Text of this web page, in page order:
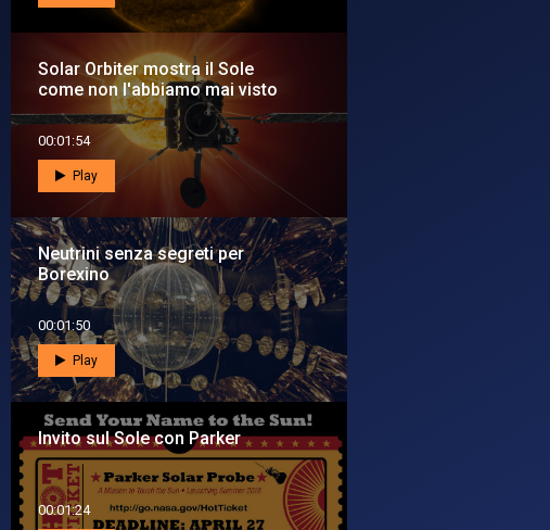
Solar Orbiter mostra il Sole
come non l'abbiamo mai visto
00:01:54
Play
Neutrini senza segreti per
Borexino
00:01:50
Play
Invito sul Sole con Parker
00:01:24